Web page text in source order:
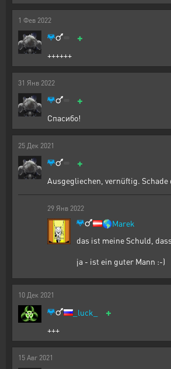
1 Фев 2022
+
++++++
31 Янв 2022
+
Спасибо!
25 Дек 2021
+
Ausgegliechen, vernüftig. Schade
29 Янв 2022
🌎Marek
das ist meine Schuld,
ja - ist ein guter Mann :-)
10 Дек 2021
_luck_ +
+++
15 Авг 2021